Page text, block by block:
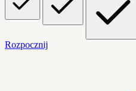
Rozpocznij